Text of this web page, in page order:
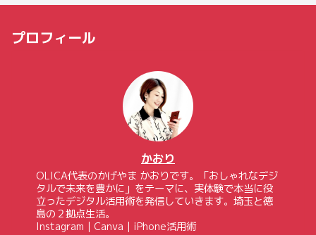
プロフィール
かおり
OLICA代表のかげやま かおりです。「おしゃれなデジ
タルで未来を豊かに」をテーマに、実体験で本当に役
立ったデジタル活用術を発信していきます。埼玉と徳
島の２拠点生活。
Instagram｜Canva｜iPhone活用術